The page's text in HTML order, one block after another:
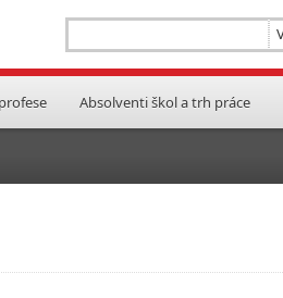
Absolventi škol a trh práce